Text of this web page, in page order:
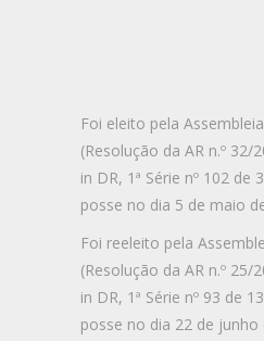
Foi eleito pela
(Resolução da AR n.º 32/
in DR, 1ª Série nº 102 de
posse no dia 5 de maio
Foi reeleito pela
(Resolução da AR n.º 25/
in DR, 1ª Série nº 93 de
posse no dia 22 de junho